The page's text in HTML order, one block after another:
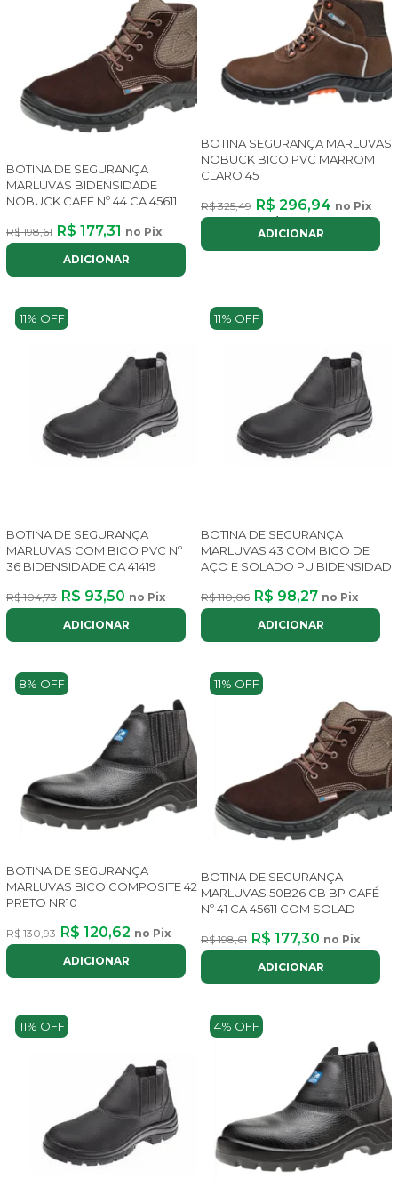
BOTINA DE SEGURANÇA
MARLUVAS BIDENSIDADE
NOBUCK CAFÉ Nº 44 CA 45611
R$ 198,61 R$ 177,31 no Pix
ADICIONAR
BOTINA SEGURANÇA MARLUVAS
NOBUCK BICO PVC MARROM
CLARO 45
R$ 325,49 R$ 296,94 no Pix
ou até3xdeR$ 112,51com juros
ADICIONAR
11% OFF
BOTINA DE SEGURANÇA
MARLUVAS COM BICO PVC Nº
36 BIDENSIDADE CA 41419
R$ 104,73 R$ 93,50 no Pix
ADICIONAR
11% OFF
BOTINA DE SEGURANÇA
MARLUVAS 43 COM BICO DE
AÇO E SOLADO PU BIDENSIDAD
R$ 110,06 R$ 98,27 no Pix
ADICIONAR
8% OFF
BOTINA DE SEGURANÇA
MARLUVAS BICO COMPOSITE 42
PRETO NR10
R$ 130,93 R$ 120,62 no Pix
ADICIONAR
11% OFF
BOTINA DE SEGURANÇA
MARLUVAS 50B26 CB BP CAFÉ
Nº 41 CA 45611 COM SOLAD
R$ 198,61 R$ 177,30 no Pix
ADICIONAR
11% OFF 4% OFF